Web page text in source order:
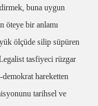
buna uygun
öteye bir anlamı
ölçüde silip süpüren
tasfiyeci rüzgar
hareketten
tarihsel ve